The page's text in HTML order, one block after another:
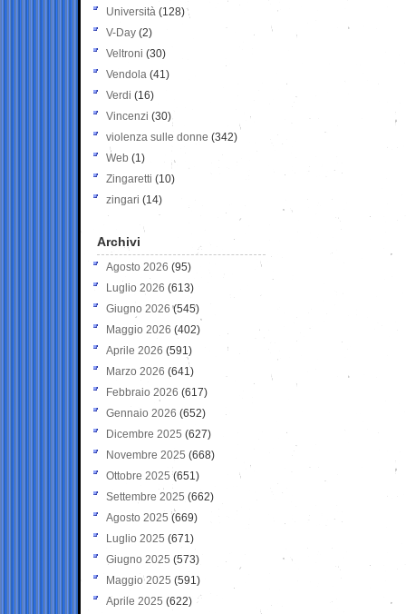
Università (128)
V-Day (2)
Veltroni (30)
Vendola (41)
Verdi (16)
Vincenzi (30)
violenza sulle donne (342)
Web (1)
Zingaretti (10)
zingari (14)
Archivi
Agosto 2026 (95)
Luglio 2026 (613)
Giugno 2026 (545)
Maggio 2026 (402)
Aprile 2026 (591)
Marzo 2026 (641)
Febbraio 2026 (617)
Gennaio 2026 (652)
Dicembre 2025 (627)
Novembre 2025 (668)
Ottobre 2025 (651)
Settembre 2025 (662)
Agosto 2025 (669)
Luglio 2025 (671)
Giugno 2025 (573)
Maggio 2025 (591)
Aprile 2025 (622)